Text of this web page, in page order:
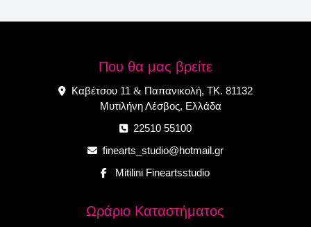
Που θα μας βρείτε
Καβέτσου 11 &Παπανικολή, ΤΚ. 81132
Μυτιλήνη Λέσβος, Ελλάδα
22510 55100
finearts_studio@hotmail.gr
Mitilini Fineartsstudio
Ωράριο Καταστήματος